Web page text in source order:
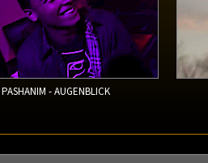
PASHANIM - AUGENBLICK